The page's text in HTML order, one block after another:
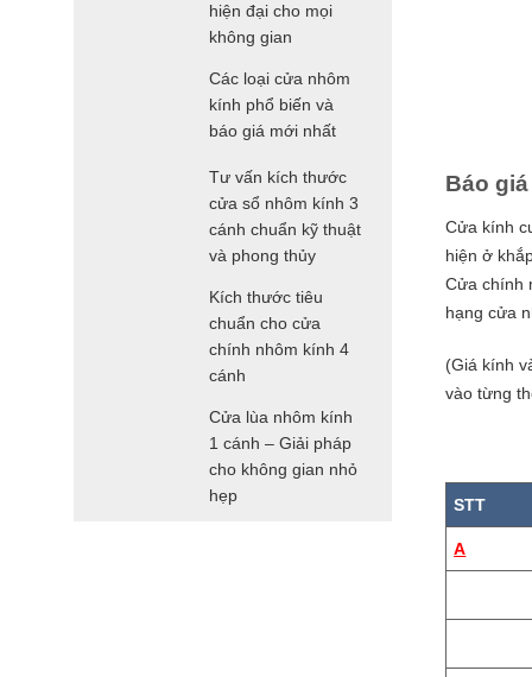
Báo
Cửa kính
hiện ở
Cửa chính
hạng cửa
(Giá kính
vào từng
STT
A
hiện đại cho mọi
không gian
Các loại cửa nhôm
kính phổ biến và
báo giá mới nhất
Tư vấn kích thước
cửa sổ nhôm kính 3
cánh chuẩn kỹ thuật
và phong thủy
Kích thước tiêu
chuẩn cho cửa
chính nhôm kính 4
cánh
Cửa lùa nhôm kính
1 cánh – Giải pháp
cho không gian nhỏ
hẹp